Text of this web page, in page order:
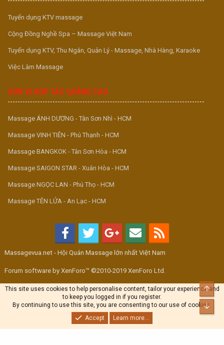
Tuyển dụng KTV massage
Cộng Đồng Nghề Spa – Massage Việt Nam
Tuyển dụng KTV, Thu Ngân, Quản Lý - Massage, Nhà Hàng, Karaoke
Việc Làm Massage
ĐƠN VỊ HỢP TÁC QUẢNG CÁO
Massage ÁNH DƯƠNG - Tân Sơn Nhì - HCM
Massage VINH TIÊN - Phú Thạnh - HCM
Massage BANGKOK - Tân Sơn Hòa - HCM
Massage SAIGON STAR - Xuân Hòa - HCM
Massage NGỌC LAN - Phú Thọ - HCM
Massage TÊN LỬA - An Lạc - HCM
Massagevua.net - Hội Quán Massage lớn nhất Việt Nam
Forum software by XenForo™ ©2010-2019 XenForo Ltd.
This site uses cookies to help personalise content, tailor your experience and
to keep you logged in if you register.
By continuing to use this site, you are consenting to our use of cookies.
Accept
Learn more...
Top